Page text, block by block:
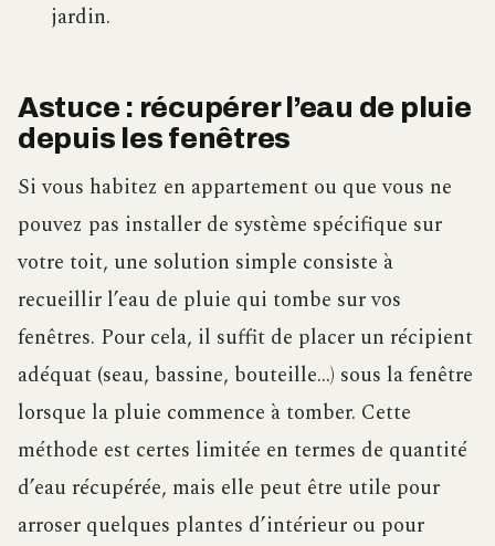
jardin.
Astuce : récupérer l’eau de pluie
depuis les fenêtres
Si vous habitez en appartement ou que vous ne
pouvez pas installer de système spécifique sur
votre toit, une solution simple consiste à
recueillir l’eau de pluie qui tombe sur vos
fenêtres. Pour cela, il suffit de placer un récipient
adéquat (seau, bassine, bouteille…) sous la fenêtre
lorsque la pluie commence à tomber. Cette
méthode est certes limitée en termes de quantité
d’eau récupérée, mais elle peut être utile pour
arroser quelques plantes d’intérieur ou pour